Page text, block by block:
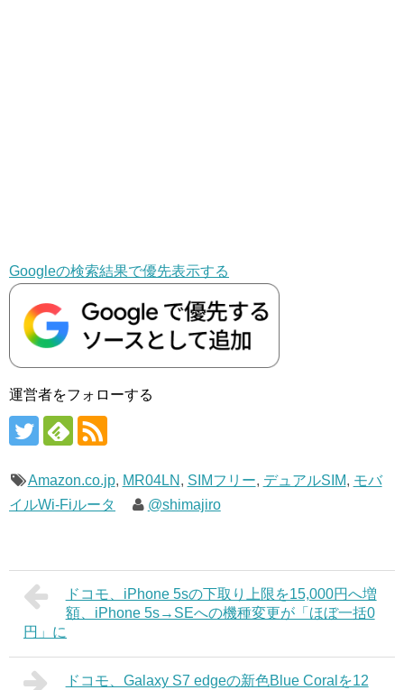
Googleの検索結果で優先表示する
運営者をフォローする
Amazon.co.jp, MR04LN , SIMフリー, デュアルSIM, モバ
イルWi-Fiルータ
@shimajiro
ドコモ、iPhone 5sの下取り上限を15,000円へ増
額、iPhone 5s→SEへの機種変更が「ほぼ一括0
円」に
ドコモ、Galaxy S7 edgeの新色Blue Coralを12